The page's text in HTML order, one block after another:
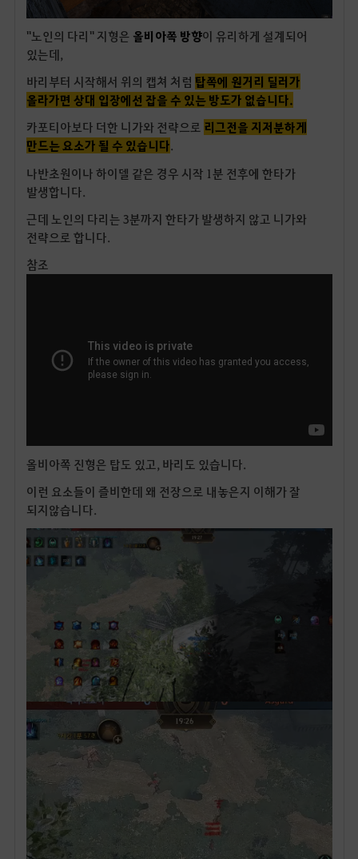
"노인의 다리" 지형은 올비아쪽 방향이 유리하게 설계되어
있는데,
바리부터 시작해서 위의 캡쳐 처럼 탑쪽에 원거리 딜러가
올라가면 상대 입장에선 잡을 수 있는 방도가 없습니다.
카포티아보다 더한 니가와 전략으로 리그전을 지저분하게
만드는 요소가 될 수 있습니다.
나반초원이나 하이델 같은 경우 시작 1분 전후에 한타가
발생합니다.
근데 노인의 다리는 3분까지 한타가 발생하지 않고 니가와
전략으로 합니다.
참조
올비아쪽 진형은 탑도 있고, 바리도 있습니다.
이런 요소들이 즐비한데 왜 전장으로 내놓은지 이해가 잘
되지않습니다.